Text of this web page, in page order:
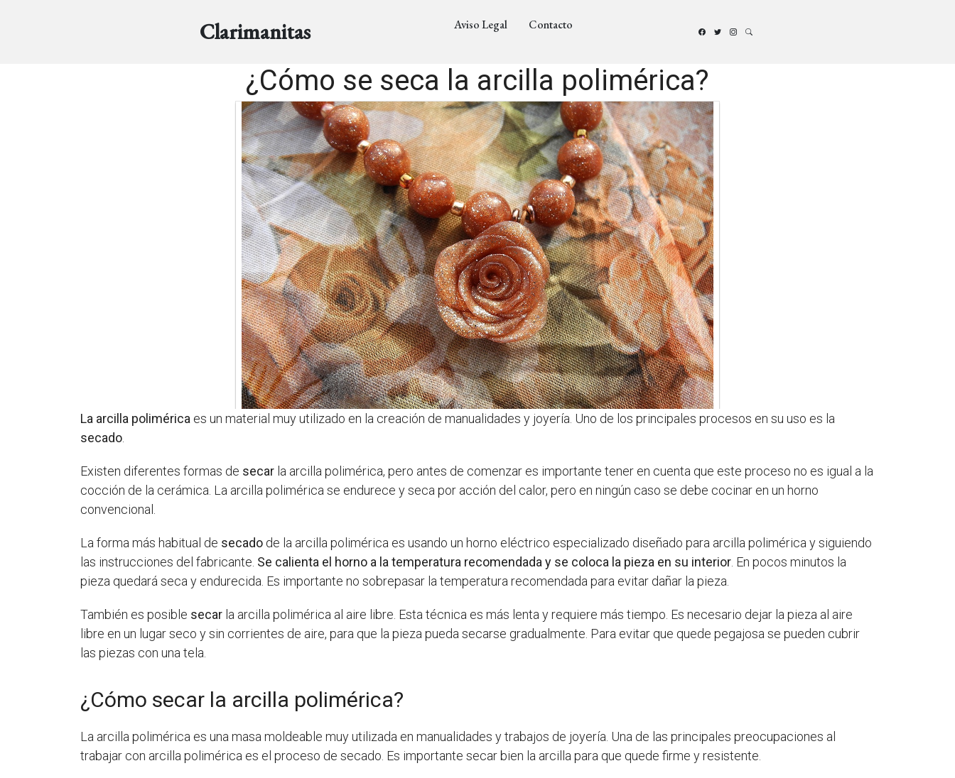
Clarimanitas Aviso Legal Contacto
¿Cómo se seca la arcilla polimérica?
La arcilla polimérica es un material muy utilizado en la creación de manualidades y joyería. Uno de los principales procesos en su uso es la
secado.
Existen diferentes formas de secar la arcilla polimérica, pero antes de comenzar es importante tener en cuenta que este proceso no es igual a la
cocción de la cerámica. La arcilla polimérica se endurece y seca por acción del calor, pero en ningún caso se debe cocinar en un horno
convencional.
La forma más habitual de secado de la arcilla polimérica es usando un horno eléctrico especializado diseñado para arcilla polimérica y siguiendo
las instrucciones del fabricante. Se calienta el horno a la temperatura recomendada y se coloca la pieza en su interior. En pocos minutos la
pieza quedará seca y endurecida. Es importante no sobrepasar la temperatura recomendada para evitar dañar la pieza.
También es posible secar la arcilla polimérica al aire libre. Esta técnica es más lenta y requiere más tiempo. Es necesario dejar la pieza al aire
libre en un lugar seco y sin corrientes de aire, para que la pieza pueda secarse gradualmente. Para evitar que quede pegajosa se pueden cubrir
las piezas con una tela.
¿Cómo secar la arcilla polimérica?
La arcilla polimérica es una masa moldeable muy utilizada en manualidades y trabajos de joyería. Una de las principales preocupaciones al
trabajar con arcilla polimérica es el proceso de secado. Es importante secar bien la arcilla para que quede firme y resistente.